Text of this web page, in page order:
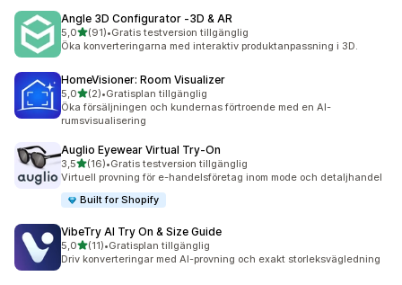
Angle 3D Configurator ‑3D & AR
5,0av 5 stjärnor
(91)
91 recensioner totalt
•Gratis testversion tillgänglig
Öka konverteringarna med interaktiv produktanpassning i 3D.
HomeVisioner: Room Visualizer
5,0av 5 stjärnor
(2)
2 recensioner totalt
•Gratisplan tillgänglig
Öka försäljningen och kundernas förtroende med en AI-
rumsvisualisering
Auglio Eyewear Virtual Try‑On
3,5av 5 stjärnor
(16)
16 recensioner totalt
•Gratis testversion tillgänglig
Virtuell provning för e-handelsföretag inom mode och detaljhandel
Built for Shopify
VibeTry AI Try On & Size Guide
5,0av 5 stjärnor
(11)
11 recensioner totalt
•Gratisplan tillgänglig
Driv konverteringar med AI-provning och exakt storleksvägledning